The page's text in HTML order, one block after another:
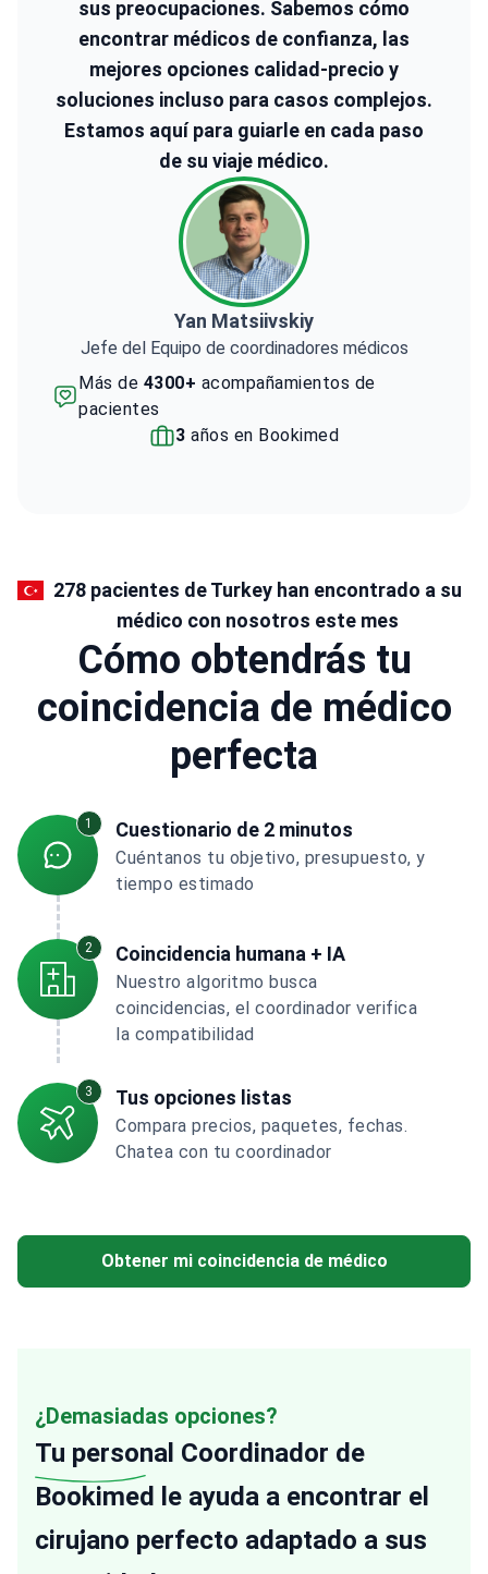
sus preocupaciones. Sabemos cómo
encontrar médicos de confianza, las
mejores opciones calidad-precio y
soluciones incluso para casos complejos.
Estamos aquí para guiarle en cada paso
de su viaje médico.
Yan Matsiivskiy
Jefe del Equipo de coordinadores médicos
Más de 4300+ acompañamientos de
pacientes
3 años en Bookimed
278 pacientes de Turkey han encontrado a su
médico con nosotros este mes
Cómo obtendrás tu
coincidencia de médico
perfecta
1 Cuestionario de 2 minutos
Cuéntanos tu objetivo, presupuesto, y
tiempo estimado
2 Coincidencia humana + IA
Nuestro algoritmo busca
coincidencias, el coordinador verifica
la compatibilidad
3 Tus opciones listas
Compara precios, paquetes, fechas.
Chatea con tu coordinador
Obtener mi coincidencia de médico
¿Demasiadas opciones?
Tu personal Coordinador de
Bookimed le ayuda a encontrar el
cirujano perfecto adaptado a sus